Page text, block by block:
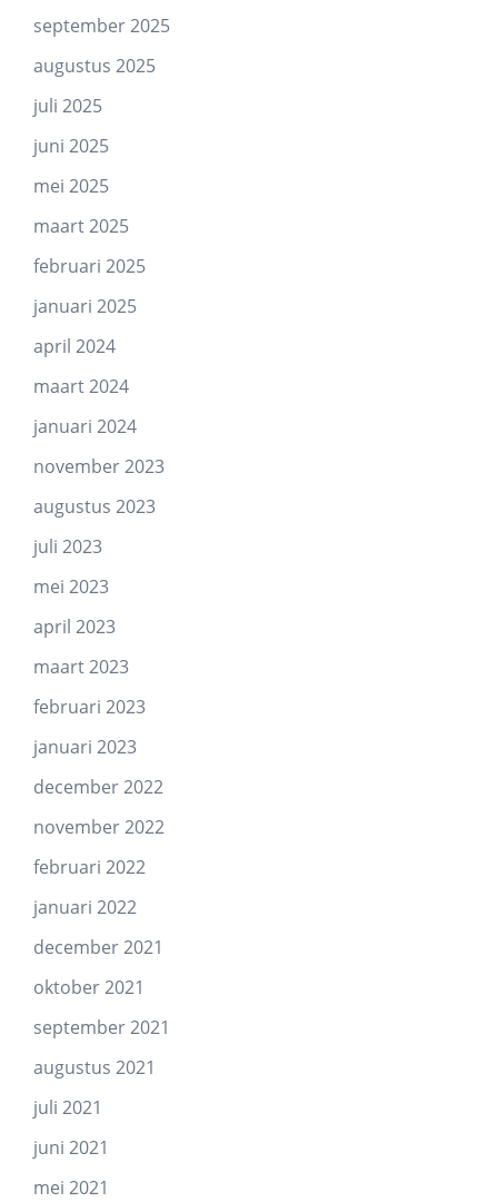
september 2025
augustus 2025
juli 2025
juni 2025
mei 2025
maart 2025
februari 2025
januari 2025
april 2024
maart 2024
januari 2024
november 2023
augustus 2023
juli 2023
mei 2023
april 2023
maart 2023
februari 2023
januari 2023
december 2022
november 2022
februari 2022
januari 2022
december 2021
oktober 2021
september 2021
augustus 2021
juli 2021
juni 2021
mei 2021